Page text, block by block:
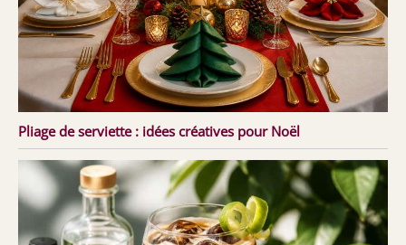
Pliage de serviette : idées créatives pour Noël